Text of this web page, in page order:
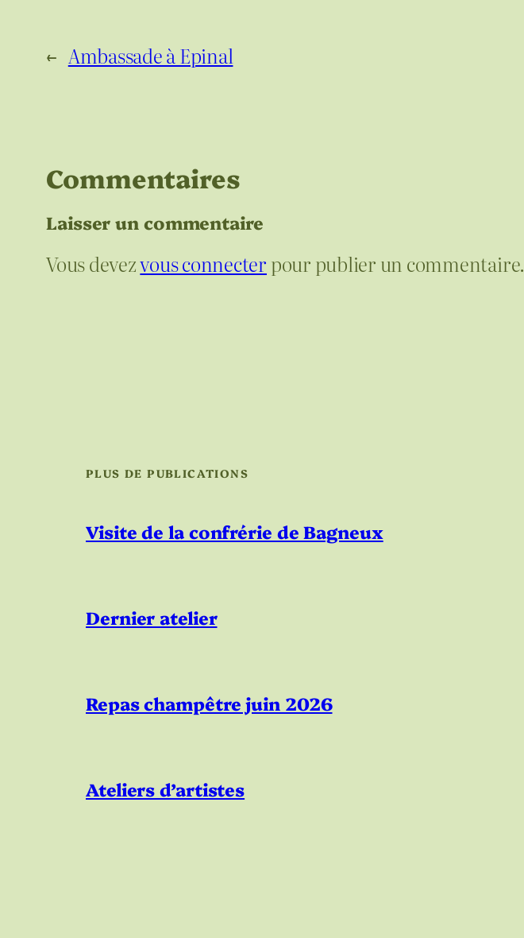
← Ambassade à Epinal
Commentaires
Laisser un commentaire
Vous devezvous connecter pour publier un commentaire.
PLUS DE PUBLICATIONS
Visite de la confrérie de Bagneux
Dernier atelier
Repas champêtre juin 2026
Ateliers d’artistes